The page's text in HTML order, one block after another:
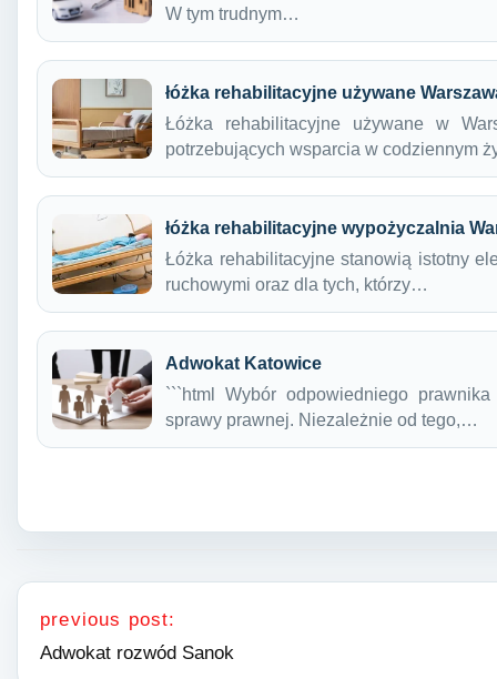
W tym trudnym…
łóżka rehabilitacyjne używane
Łóżka rehabilitacyjne używane w
potrzebujących wsparcia w codziennym
łóżka rehabilitacyjne wypożyczalnia
Łóżka rehabilitacyjne stanowią istotny
ruchowymi oraz dla tych, którzy…
Adwokat Katowice
```html Wybór odpowiedniego
sprawy prawnej. Niezależnie od tego,…
Nawigacja wpisu
previous post:
Adwokat rozwód Sanok